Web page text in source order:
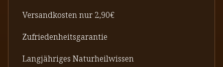
Versandkosten nur 2,90€
Zufriedenheitsgarantie
Langjähriges Naturheilwissen